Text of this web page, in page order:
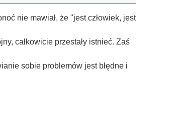
nie mawiał, że "jest człowiek, jest
całkowicie przestały istnieć. Zaś
sobie problemów jest błędne i